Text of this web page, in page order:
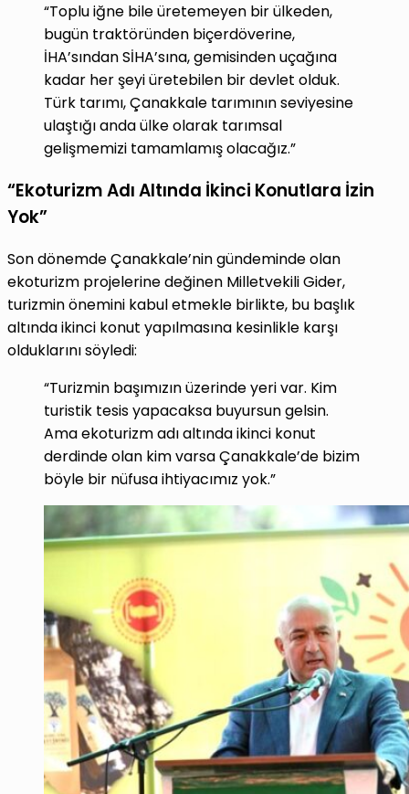
“Toplu iğne bile üretemeyen bir ülkeden,
bugün traktöründen biçerdöverine,
İHA’sından SİHA’sına, gemisinden uçağına
kadar her şeyi üretebilen bir devlet olduk.
Türk tarımı, Çanakkale tarımının seviyesine
ulaştığı anda ülke olarak tarımsal
gelişmemizi tamamlamış olacağız.”
“Ekoturizm Adı Altında İkinci Konutlara İzin
Yok”
Son dönemde Çanakkale’nin gündeminde olan
ekoturizm projelerine değinen Milletvekili Gider,
turizmin önemini kabul etmekle birlikte, bu başlık
altında ikinci konut yapılmasına kesinlikle karşı
olduklarını söyledi:
“Turizmin başımızın üzerinde yeri var. Kim
turistik tesis yapacaksa buyursun gelsin.
Ama ekoturizm adı altında ikinci konut
derdinde olan kim varsa Çanakkale’de bizim
böyle bir nüfusa ihtiyacımız yok.”